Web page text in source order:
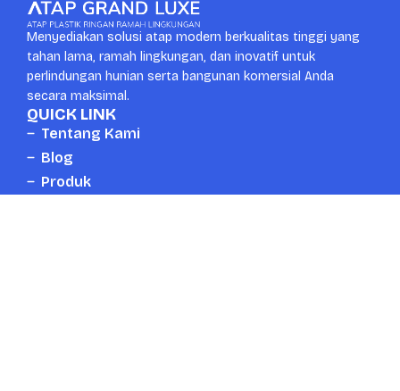
Menyediakan solusi atap modern berkualitas tinggi yang
tahan lama, ramah lingkungan, dan inovatif untuk
perlindungan hunian serta bangunan komersial Anda
secara maksimal.
QUICK LINK
Tentang Kami
Blog
Produk